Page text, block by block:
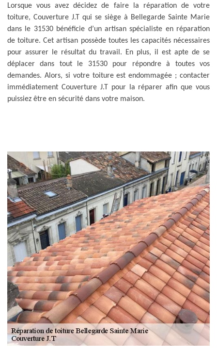
Lorsque vous avez décidez de faire la réparation de votre
toiture, Couverture J.T qui se siège à Bellegarde Sainte Marie
dans le 31530 bénéficie d’un artisan spécialiste en réparation
de toiture. Cet artisan possède toutes les capacités nécessaires
pour assurer le résultat du travail. En plus, il est apte de se
déplacer dans tout le 31530 pour répondre à toutes vos
demandes. Alors, si votre toiture est endommagée ; contacter
immédiatement Couverture J.T pour la réparer afin que vous
puissiez être en sécurité dans votre maison.